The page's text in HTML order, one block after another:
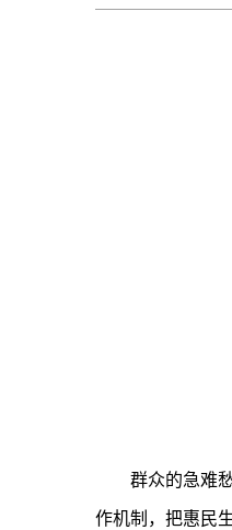
群众的急难
作机制，把惠民